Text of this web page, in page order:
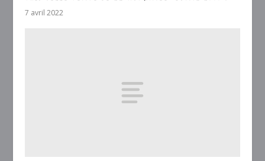
7 avril 2022